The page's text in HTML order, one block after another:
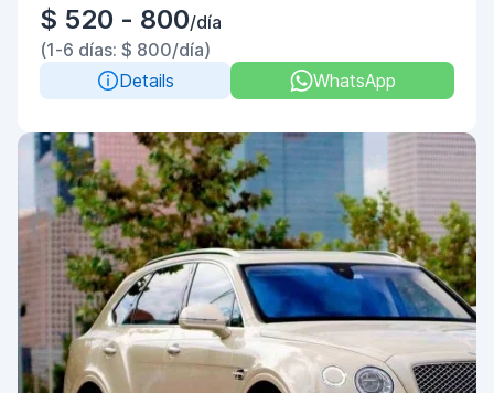
$ 520 - 800/día
(1-6 días: $ 800/día)
Details
WhatsApp